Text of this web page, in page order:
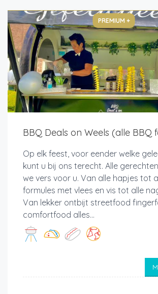
PREMIUM +
BBQ Deals on Weels (alle BBQ
Op elk feest, voor eender welke
kunt u bij ons terecht. Alle
we vers voor u. Van alle hapjes tot
formules met vlees en vis tot alle
Van lekker ontbijt streetfood
comfortfood alles...